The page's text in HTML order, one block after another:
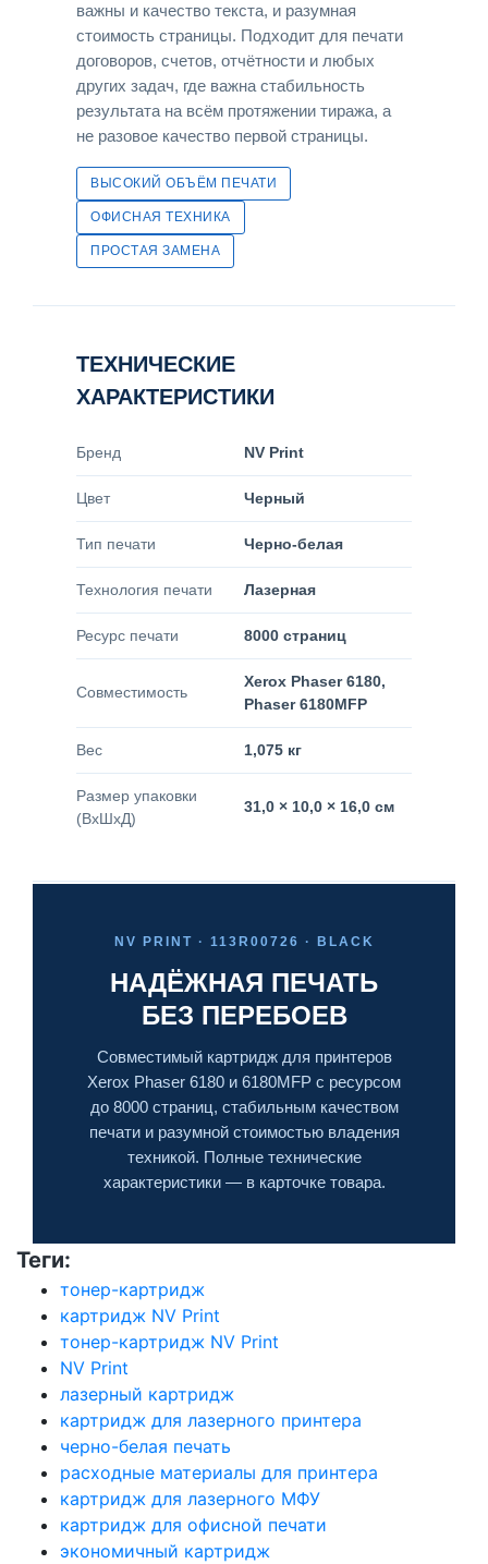
важны и качество текста, и разумная
стоимость страницы. Подходит для печати
договоров, счетов, отчётности и любых
других задач, где важна стабильность
результата на всём протяжении тиража, а
не разовое качество первой страницы.
ВЫСОКИЙ ОБЪЁМ ПЕЧАТИ
ОФИСНАЯ ТЕХНИКА
ПРОСТАЯ ЗАМЕНА
ТЕХНИЧЕСКИЕ
ХАРАКТЕРИСТИКИ
Бренд NV Print
Цвет Черный
Тип печати Черно-белая
Технология печати Лазерная
Ресурс печати 8000 страниц
Совместимость
Xerox Phaser 6180,
Phaser 6180MFP
Вес 1,075 кг
Размер упаковки
(ВхШхД)
31,0 × 10,0 × 16,0 см
NV PRINT · 113R00726 · BLACK
НАДЁЖНАЯ ПЕЧАТЬ
БЕЗ ПЕРЕБОЕВ
Совместимый картридж для принтеров
Xerox Phaser 6180 и 6180MFP с ресурсом
до 8000 страниц, стабильным качеством
печати и разумной стоимостью владения
техникой. Полные технические
характеристики — в карточке товара.
Теги:
тонер-картридж
картридж NV Print
тонер-картридж NV Print
NV Print
лазерный картридж
картридж для лазерного принтера
черно-белая печать
расходные материалы для принтера
картридж для лазерного МФУ
картридж для офисной печати
экономичный картридж